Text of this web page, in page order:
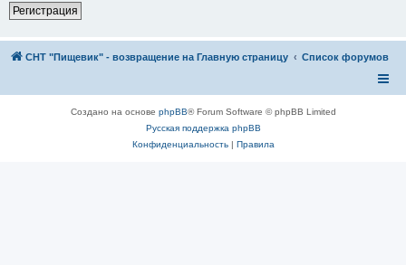
Регистрация
СНТ "Пищевик" - возвращение на Главную страницу Список форумов
Создано на основе phpBB® Forum Software © phpBB Limited
Русская поддержка phpBB
Конфиденциальность| Правила